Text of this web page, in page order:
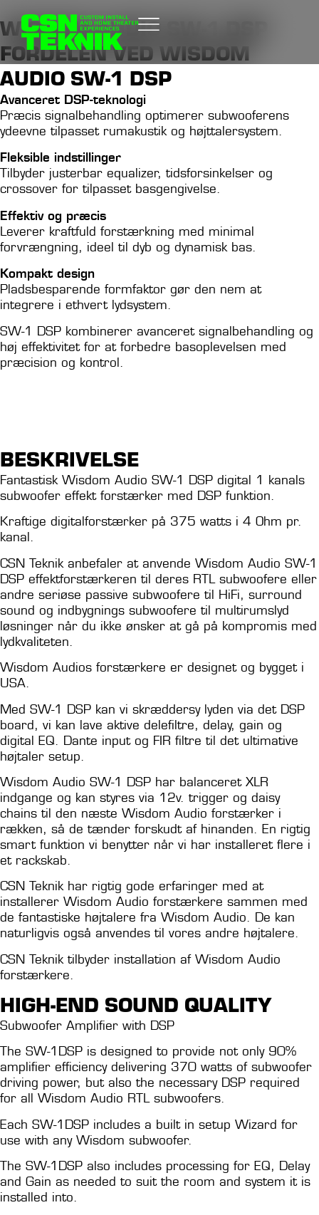
WISDOM AUDIO SW-1 DSP
FORDELEN VED WISDOM
AUDIO SW-1 DSP
Avanceret DSP-teknologi
Præcis signalbehandling optimerer subwooferens
ydeevne tilpasset rumakustik og højttalersystem.
Fleksible indstillinger
Tilbyder justerbar equalizer, tidsforsinkelser og
crossover for tilpasset basgengivelse.
Effektiv og præcis
Leverer kraftfuld forstærkning med minimal
forvrængning, ideel til dyb og dynamisk bas.
Kompakt design
Pladsbesparende formfaktor gør den nem at
integrere i ethvert lydsystem.
SW-1 DSP kombinerer avanceret signalbehandling og
høj effektivitet for at forbedre basoplevelsen med
præcision og kontrol.
BESKRIVELSE
Fantastisk Wisdom Audio SW-1 DSP digital 1 kanals
subwoofer effekt forstærker med DSP funktion.
Kraftige digitalforstærker på 375 watts i 4 Ohm pr.
kanal.
CSN Teknik anbefaler at anvende Wisdom Audio SW-1
DSP effektforstærkeren til deres RTL subwoofere eller
andre seriøse passive subwoofere til HiFi, surround
sound og indbygnings subwoofere til multirumslyd
løsninger når du ikke ønsker at gå på kompromis med
lydkvaliteten.
Wisdom Audios forstærkere er designet og bygget i
USA.
Med SW-1 DSP kan vi skræddersy lyden via det DSP
board, vi kan lave aktive delefiltre, delay, gain og
digital EQ. Dante input og FIR filtre til det ultimative
højtaler setup.
Wisdom Audio SW-1 DSP har balanceret XLR
indgange og kan styres via 12v. trigger og daisy
chains til den næste Wisdom Audio forstærker i
rækken, så de tænder forskudt af hinanden. En rigtig
smart funktion vi benytter når vi har installeret flere i
et rackskab.
CSN Teknik har rigtig gode erfaringer med at
installerer Wisdom Audio forstærkere sammen med
de fantastiske højtalere fra Wisdom Audio. De kan
naturligvis også anvendes til vores andre højtalere.
CSN Teknik tilbyder installation af Wisdom Audio
forstærkere.
HIGH-END SOUND QUALITY
Subwoofer Amplifier with DSP
The SW-1DSP is designed to provide not only 90%
amplifier efficiency delivering 370 watts of subwoofer
driving power, but also the necessary DSP required
for all Wisdom Audio RTL subwoofers.
Each SW-1DSP includes a built in setup Wizard for
use with any Wisdom subwoofer.
The SW-1DSP also includes processing for EQ, Delay
and Gain as needed to suit the room and system it is
installed into.